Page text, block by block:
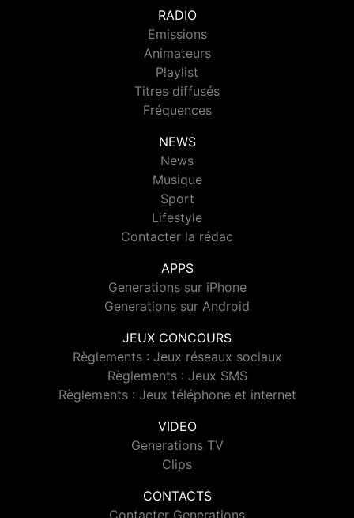
RADIO
Emissions
Animateurs
Playlist
Titres diffusés
Fréquences
NEWS
News
Musique
Sport
Lifestyle
Contacter la rédac
APPS
Generations sur iPhone
Generations sur Android
JEUX CONCOURS
Règlements : Jeux réseaux sociaux
Règlements : Jeux SMS
Règlements : Jeux téléphone et internet
VIDEO
Generations TV
Clips
CONTACTS